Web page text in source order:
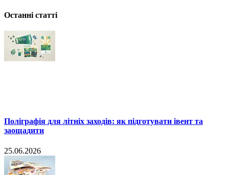
Останні статті
Поліграфія для літніх заходів: як підготувати івент та
заощадити
25.06.2026